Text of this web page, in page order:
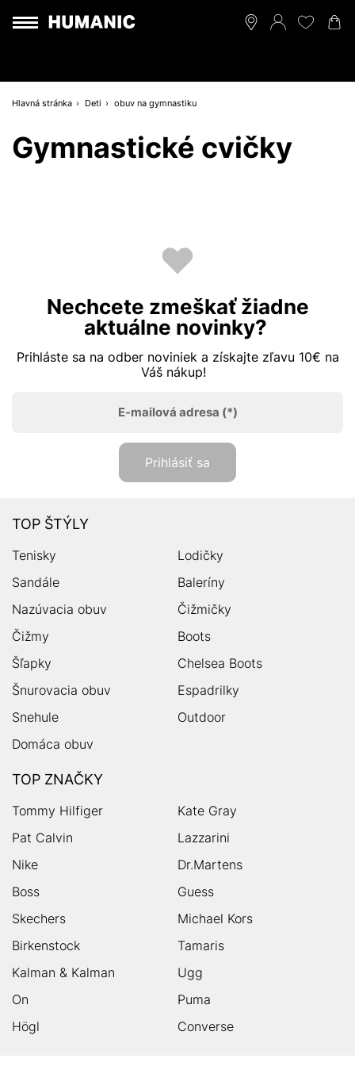
Hlavná stránka Deti obuv na gymnastiku
Gymnastické cvičky
Nechcete zmeškať žiadne
aktuálne novinky?
Prihláste sa na odber noviniek a získajte zľavu 10€ na
Váš nákup!
E-mailová adresa (*)
Prihlásiť sa
TOP ŠTÝLY
Tenisky
Lodičky
Sandále
Baleríny
Nazúvacia obuv
Čižmičky
Čižmy
Boots
Šľapky
Chelsea Boots
Šnurovacia obuv
Espadrilky
Snehule
Outdoor
Domáca obuv
TOP ZNAČKY
Tommy Hilfiger
Kate Gray
Pat Calvin
Lazzarini
Nike
Dr.Martens
Boss
Guess
Skechers
Michael Kors
Birkenstock
Tamaris
Kalman & Kalman
Ugg
On
Puma
Högl
Converse